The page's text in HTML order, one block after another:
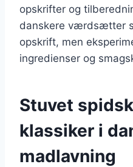
opskrifter og
danskere værdsætter
opskrift, men
ingredienser og
Stuvet
klassiker i
madlavning